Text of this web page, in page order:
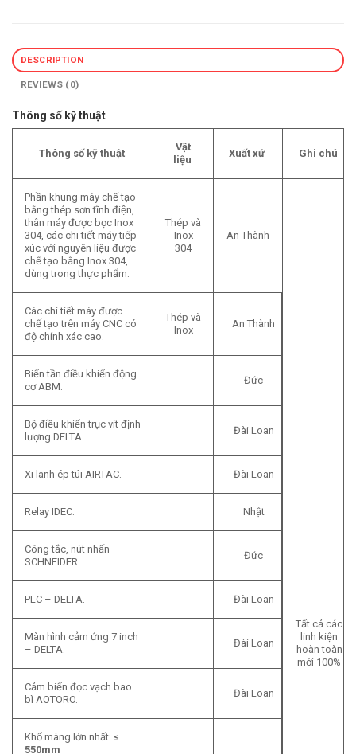
DESCRIPTION
REVIEWS (0)
Thông số kỹ thuật
Thông số kỹ thuật
Vật
liệu
Xuất xứ Ghi chú
Phần khung máy chế tạo
bằng thép sơn tĩnh điện,
thân máy được bọc Inox
304, các chi tiết máy tiếp
xúc với nguyên liệu được
chế tạo bằng Inox 304,
dùng trong thực phẩm.
Thép và
Inox
304
An Thành
Tất cả các
linh kiện
hoàn toàn
mới 100%
Các chi tiết máy được
chế tạo trên máy CNC có
độ chính xác cao.
Thép và
Inox
An Thành
Biến tần điều khiển động
cơ ABM.
Đức
Bộ điều khiển trục vít định
lượng DELTA.
Đài Loan
Xi lanh ép túi AIRTAC. Đài Loan
Relay IDEC. Nhật
Công tắc, nút nhấn
SCHNEIDER.
Đức
PLC – DELTA. Đài Loan
Màn hình cảm ứng 7 inch
– DELTA.
Đài Loan
Cảm biến đọc vạch bao
bì AOTORO.
Đài Loan
Khổ màng lớn nhất: ≤
550mm